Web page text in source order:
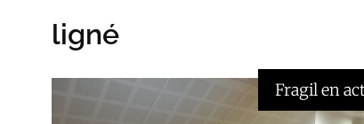
ligné
Fragil en